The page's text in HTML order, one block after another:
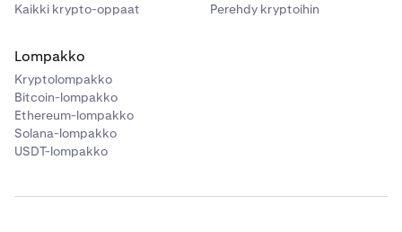
Kaikki krypto-oppaat
Perehdy kryptoihin
Lompakko
Kryptolompakko
Bitcoin-lompakko
Ethereum-lompakko
Solana-lompakko
USDT-lompakko